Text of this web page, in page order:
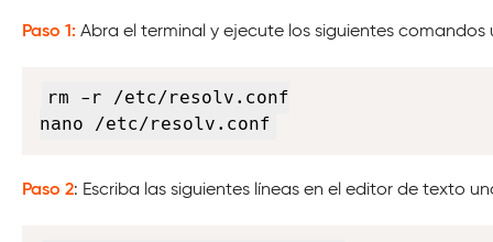
Paso 1: Abra el terminal y ejecute los siguientes
rm -r /etc/resolv.conf
nano /etc/resolv.conf
Paso 2: Escriba las siguientes líneas en el editor de texto